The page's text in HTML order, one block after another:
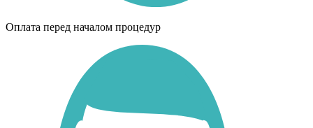
Оплата перед началом процедур